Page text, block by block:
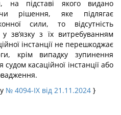
підставі якого видано
рішення, яке підлягає
сили, то відсутність
зв’язку з їх витребуванням
інстанції не перешкоджає
крім випадку зупинення
касаційної інстанції або
№ 4094-IX від 21.11.2024 }